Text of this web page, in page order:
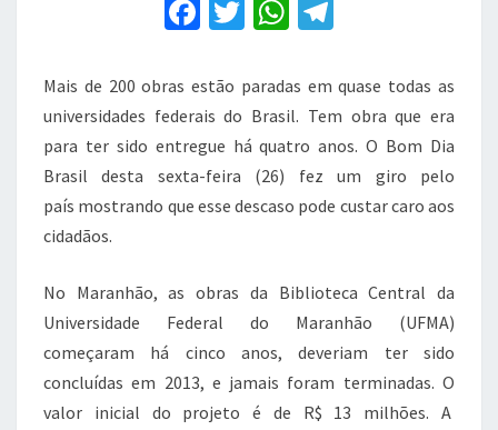
no
Brasil
F
c
e
b
o
o
T
it
te
r
W
at
s
A
p
p
e
gr
a
m
Mais de 200 obras estão paradas em quase todas as
universidades federais do Brasil. Tem obra que era
para ter sido entregue há quatro anos. O Bom Dia
Brasil desta sexta-feira (26) fez um giro pelo
país mostrando que esse descaso pode custar caro aos
cidadãos.
No Maranhão, as obras da Biblioteca Central da
Universidade Federal do Maranhão (UFMA)
começaram há cinco anos, deveriam ter sido
concluídas em 2013, e jamais foram terminadas. O
valor inicial do projeto é de R$ 13 milhões. A